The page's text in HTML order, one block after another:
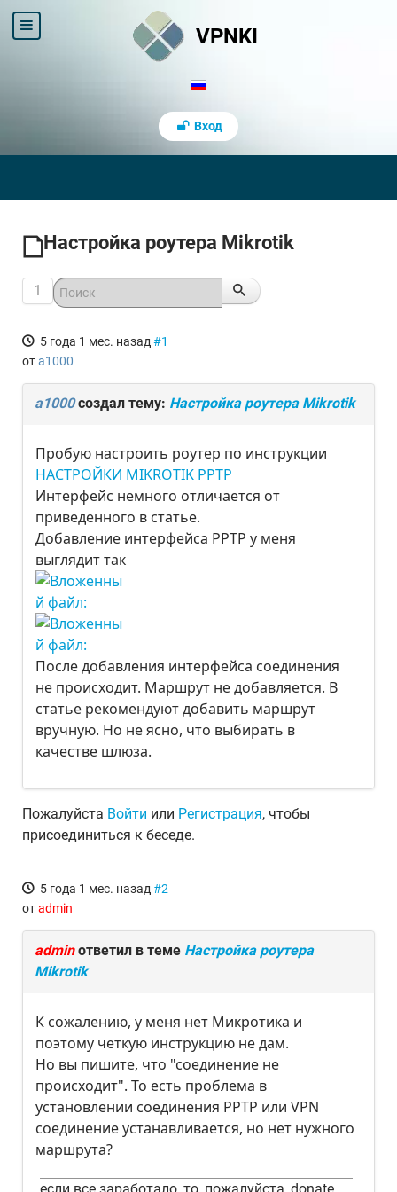
VPNKI
Вход
Настройка роутера Mikrotik
1
5 года 1 мес. назад #1
отa1000
a1000создал тему: Настройка роутера Mikrotik
Пробую настроить роутер по инструкции
НАСТРОЙКИ MIKROTIK PPTP
Интерфейс немного отличается от
приведенного в статье.
Добавление интерфейса PPTP у меня
выглядит так
После добавления интерфейса соединения
не происходит. Маршрут не добавляется. В
статье рекомендуют добавить маршрут
вручную. Но не ясно, что выбирать в
качестве шлюза.
Пожалуйста Войти или Регистрация, чтобы
присоединиться к беседе.
5 года 1 мес. назад #2
отadmin
adminответил в теме Настройка роутера
Mikrotik
К сожалению, у меня нет Микротика и
поэтому четкую инструкцию не дам.
Но вы пишите, что "соединение не
происходит". То есть проблема в
установлении соединения PPTP или VPN
соединение устанавливается, но нет нужного
маршрута?